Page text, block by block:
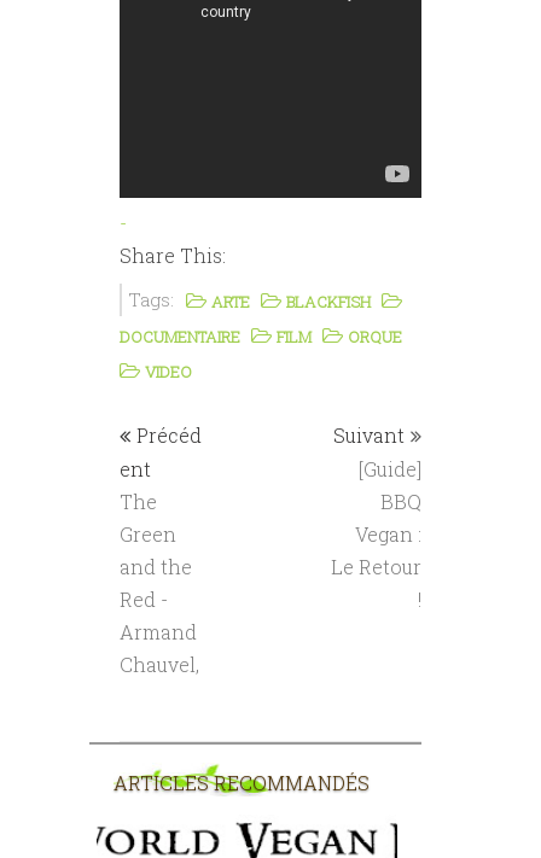
-
Share This:
Tags: ARTE
BLACKFISH
DOCUMENTAIRE
FILM
ORQUE
VIDEO
Précéd
ent
The
Green
and the
Red -
Armand
Chauvel,
Suivant
[Guide]
BBQ
Vegan :
Le Retour
!
ARTICLES RECOMMANDÉS